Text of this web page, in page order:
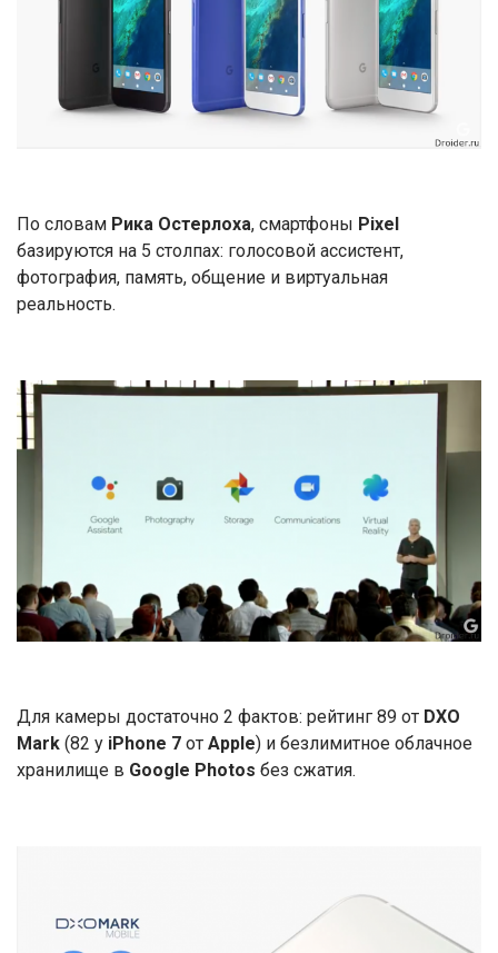
По словам Рика Остерлоха, смартфоны Pixel
базируются на 5 столпах: голосовой ассистент,
фотография, память, общение и виртуальная
реальность.
Для камеры достаточно 2 фактов: рейтинг 89 от DXO
Mark (82 у iPhone 7 от Apple) и безлимитное облачное
хранилище в Google Photos без сжатия.